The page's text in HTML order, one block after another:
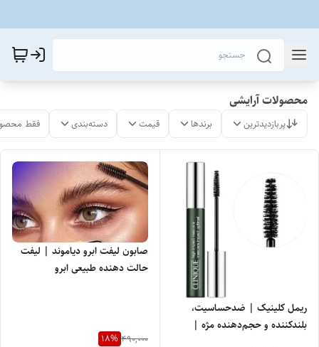
محصولات آرایشی
پربازدیدترین برندها قیمت دسته‌بندی فقط
ریمل کلینیک | ضدحساسیت،
بلندکننده و حجم‌دهنده مژه |
صابون لیفت ابرو دیاموند | لیفت
حالت دهنده طبیعی ابرو
490,000
18%